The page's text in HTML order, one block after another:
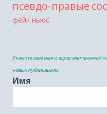
псевдо-правые
фейк ньюс
Укажите своё имя и адрес электронной
новых публикациях.
Имя